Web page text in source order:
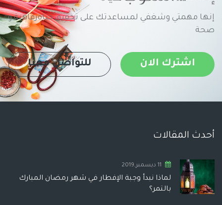
إنها مهمتي وشغفي لمساعدتك على تحقيق حياةرفاهية و
صحة
اشترك الان للتواصل معنا
أحدث المقالات
11 ديسمبر,2019
لماذا نبدأ وجبة الإفطار في شهر رمضان المبارك
بالتمر؟